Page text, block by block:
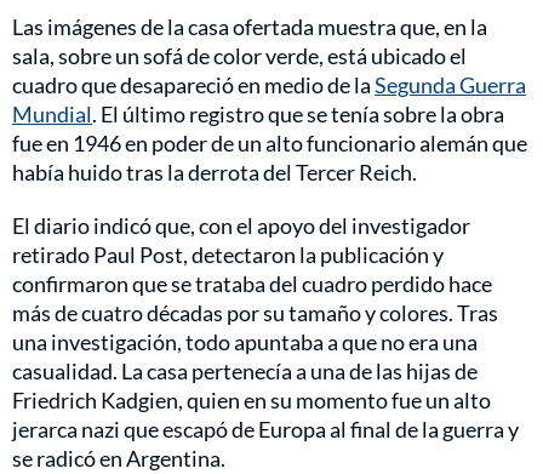
Las imágenes de la casa ofertada muestra que, en la
sala, sobre un sofá de color verde, está ubicado el
cuadro que desapareció en medio de laSegunda Guerra
Mundial. El último registro que se tenía sobre la obra
fue en 1946 en poder de un alto funcionario alemán que
había huido tras la derrota del Tercer Reich.
El diario indicó que, con el apoyo del investigador
retirado Paul Post, detectaron la publicación y
confirmaron que se trataba del cuadro perdido hace
más de cuatro décadas por su tamaño y colores. Tras
una investigación, todo apuntaba a que no era una
casualidad. La casa pertenecía a una de las hijas de
Friedrich Kadgien, quien en su momento fue un alto
jerarca nazi que escapó de Europa al final de la guerra y
se radicó en Argentina.